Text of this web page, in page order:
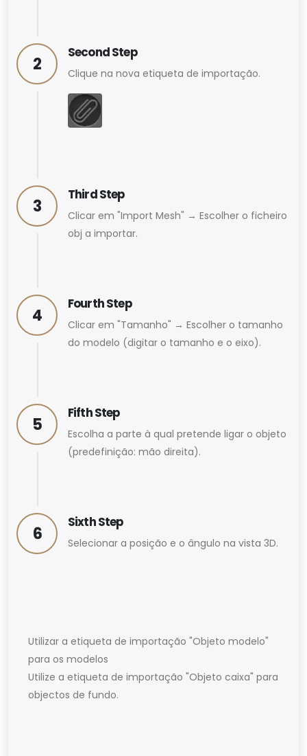
2
Second Step
Clique na nova etiqueta de importação.
3
Third Step
Clicar em "Import Mesh" → Escolher o ficheiro
obj a importar.
4
Fourth Step
Clicar em "Tamanho" → Escolher o tamanho
do modelo (digitar o tamanho e o eixo).
5
Fifth Step
Escolha a parte à qual pretende ligar o objeto
(predefinição: mão direita).
6
Sixth Step
Selecionar a posição e o ângulo na vista 3D.
Utilizar a etiqueta de importação "Objeto modelo"
para os modelos
Utilize a etiqueta de importação "Objeto caixa" para
objectos de fundo.